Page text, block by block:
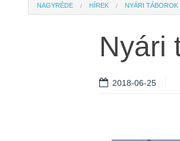
NAGYRÉDE HÍREK NYÁRI TÁBOROK
Nyári
2018-06-25